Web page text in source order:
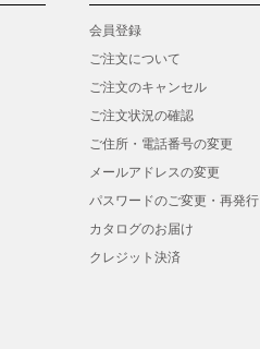
会員登録
ご注文について
ご注文のキャンセル
ご注文状況の確認
ご住所・電話番号の変更
メールアドレスの変更
パスワードのご変更・再発行
カタログのお届け
クレジット決済